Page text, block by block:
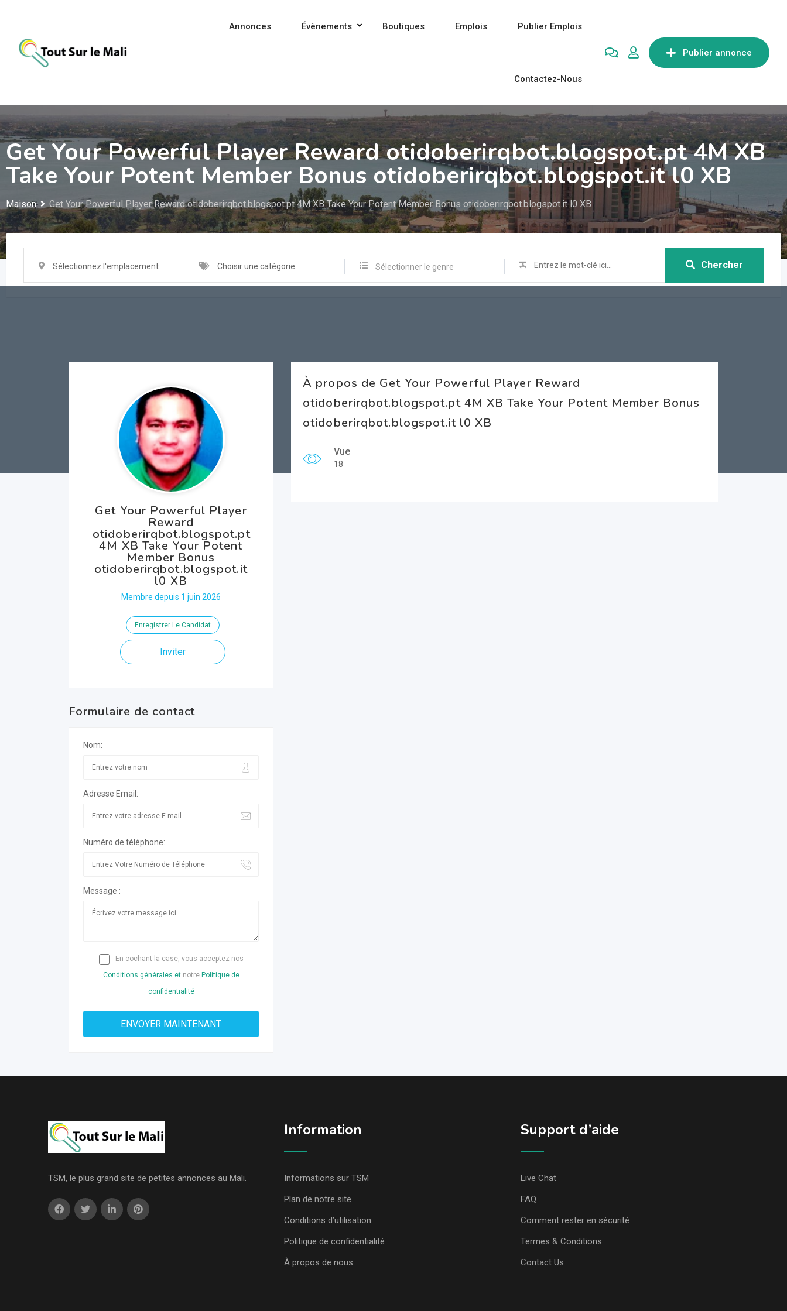
contenu
Publier annonce
Annonces Évènements Boutiques Emplois Publier Emplois
Contactez-Nous
Get Your Powerful Player Reward otidoberirqbot.blogspot.pt 4M XB
Take Your Potent Member Bonus otidoberirqbot.blogspot.it l0 XB
Maison Get Your Powerful Player Reward otidoberirqbot.blogspot.pt 4M XB Take Your Potent Member Bonus otidoberirqbot.blogspot.it l0 XB
Sélectionnez l'emplacement Choisir une catégorie Sélectionner le genre Chercher
Get Your Powerful Player
Reward
otidoberirqbot.blogspot.pt
4M XB Take Your Potent
Member Bonus
otidoberirqbot.blogspot.it
l0 XB
Membre depuis 1 juin 2026
Enregistrer Le Candidat
Inviter
Formulaire de contact
Nom:
Adresse Email:
Numéro de téléphone:
Message :
En cochant la case, vous acceptez nos
Conditions générales etnotre Politique de
confidentialité
À propos de Get Your Powerful Player Reward
otidoberirqbot.blogspot.pt 4M XB Take Your Potent Member Bonus
otidoberirqbot.blogspot.it l0 XB
Vue
18
TSM, le plus grand site de petites annonces au Mali.
Information
Informations sur TSM
Plan de notre site
Conditions d’utilisation
Politique de confidentialité
À propos de nous
Support d’aide
Live Chat
FAQ
Comment rester en sécurité
Termes & Conditions
Contact Us